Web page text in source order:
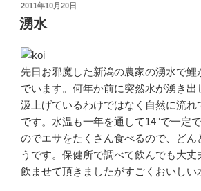
投
稿
日:
2011年10月20日
湧水
先日お邪魔した新潟の農家の湧水で鯉
でいます。何年か前に突然水が湧き出
汲上げているわけではなく自然に流れ
です。水温も一年を通して14°で一定
のでエサをたくさん食べるので、どん
うです。保健所で調べて飲んでも大丈
飲ませて頂きましたがすごくおいしい